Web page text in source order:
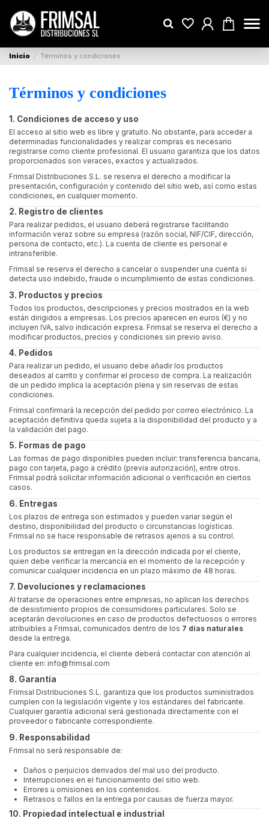
Inicio Términos y condiciones
Términos y condiciones
1. Condiciones de acceso y uso
El acceso al sitio web es libre y gratuito. No obstante, para acceder a
determinadas funcionalidades y realizar compras es necesario
registrarse como cliente profesional. El usuario garantiza que los datos
proporcionados son veraces, exactos y actualizados.
Frimsal Distribuciones S.L. se reserva el derecho a modificar la
presentación, configuración y contenido del sitio web, así como estas
condiciones, en cualquier momento.
2. Registro de clientes
Para realizar pedidos, el usuario deberá registrarse facilitando
información veraz sobre su empresa (razón social, NIF/CIF, dirección,
persona de contacto, etc.). La cuenta de cliente es personal e
intransferible.
Frimsal se reserva el derecho a cancelar o suspender una cuenta si
detecta uso indebido, fraude o incumplimiento de estas condiciones.
3. Productos y precios
Todos los productos, descripciones y precios mostrados en la web
están dirigidos a empresas. Los precios aparecen en euros (€) y no
incluyen IVA, salvo indicación expresa. Frimsal se reserva el derecho a
modificar productos, precios y condiciones sin previo aviso.
4. Pedidos
Para realizar un pedido, el usuario debe añadir los productos
deseados al carrito y confirmar el proceso de compra. La realización
de un pedido implica la aceptación plena y sin reservas de estas
condiciones.
Frimsal confirmará la recepción del pedido por correo electrónico. La
aceptación definitiva queda sujeta a la disponibilidad del producto y a
la validación del pago.
5. Formas de pago
Las formas de pago disponibles pueden incluir: transferencia bancaria,
pago con tarjeta, pago a crédito (previa autorización), entre otros.
Frimsal podrá solicitar información adicional o verificación en ciertos
casos.
6. Entregas
Los plazos de entrega son estimados y pueden variar según el
destino, disponibilidad del producto o circunstancias logísticas.
Frimsal no se hace responsable de retrasos ajenos a su control.
Los productos se entregan en la dirección indicada por el cliente,
quien debe verificar la mercancía en el momento de la recepción y
comunicar cualquier incidencia en un plazo máximo de 48 horas.
7. Devoluciones y reclamaciones
Al tratarse de operaciones entre empresas, no aplican los derechos
de desistimiento propios de consumidores particulares. Solo se
aceptarán devoluciones en caso de productos defectuosos o errores
atribuibles a Frimsal, comunicados dentro de los 7 días naturales
desde la entrega.
Para cualquier incidencia, el cliente deberá contactar con atención al
cliente en: info@frimsal.com
8. Garantía
Frimsal Distribuciones S.L. garantiza que los productos suministrados
cumplen con la legislación vigente y los estándares del fabricante.
Cualquier garantía adicional será gestionada directamente con el
proveedor o fabricante correspondiente.
9. Responsabilidad
Frimsal no será responsable de:
Daños o perjuicios derivados del mal uso del producto.
Interrupciones en el funcionamiento del sitio web.
Errores u omisiones en los contenidos.
Retrasos o fallos en la entrega por causas de fuerza mayor.
10. Propiedad intelectual e industrial